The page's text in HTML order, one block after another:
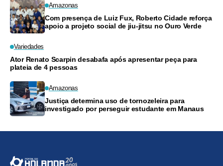
Amazonas
Com presença de Luiz Fux, Roberto Cidade reforça
apoio a projeto social de jiu-jitsu no Ouro Verde
Variedades
Ator Renato Scarpin desabafa após apresentar peça para
plateia de 4 pessoas
Amazonas
Justiça determina uso de tornozeleira para
investigado por perseguir estudante em Manaus